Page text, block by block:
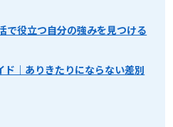
で役立つ自分の強みを見つける
ド｜ありきたりにならない差別